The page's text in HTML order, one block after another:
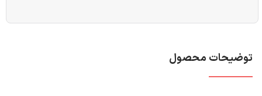
توضیحات محصول